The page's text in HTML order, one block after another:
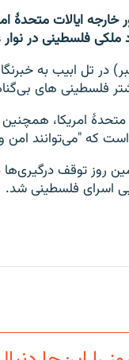
خارجه ایالات متحدۀ
ملکی فلسطینی در نوار
دیروز( ۳۰ نوامبر) در تل‌
فلسطینی های
متحدۀ امریکا،
است که "می‌توانند
روز توقف
اسرای فلسطینی شد.